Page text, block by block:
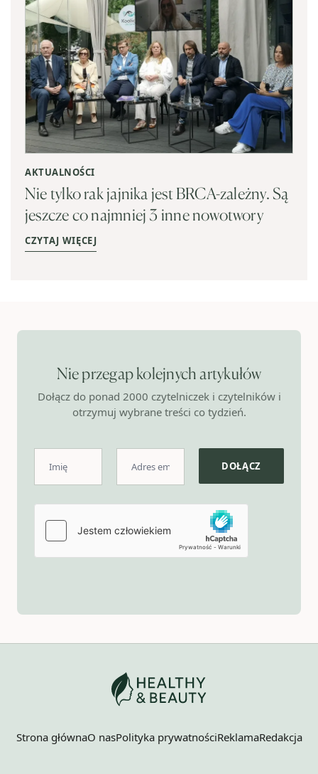
AKTUALNOŚCI
Nie tylko rak jajnika jest BRCA-zależny. Są
jeszcze co najmniej 3 inne nowotwory
CZYTAJ WIĘCEJ
Nie przegap kolejnych artykułów
Dołącz do ponad 2000 czytelniczek i czytelników i
otrzymuj wybrane treści co tydzień.
Strona głównaO nasPolityka prywatnościReklamaRedakcja